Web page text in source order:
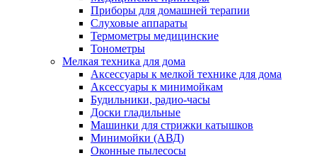
Приборы для домашней терапии
Слуховые аппараты
Термометры медицинские
Тонометры
Мелкая техника для дома
Аксессуары к мелкой технике для дома
Аксессуары к минимойкам
Будильники, радио-часы
Доски гладильные
Машинки для стрижки катышков
Минимойки (АВД)
Оконные пылесосы